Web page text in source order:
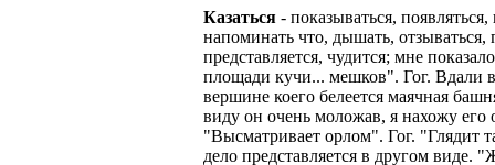
Варианты
Средняя
средний,
оплачиваются
Жилье
График 10-12
Ищем
Звоните
количество
ЧТОБЫ
Откликнитесь
Получите
Заполните
Ожидайте
Казаться - показываться, появляться,
напоминать что, дышать, отзываться,
представляется, чудится; мне
площади кучи... мешков". Гог. Вдали
вершине коего белеется маячная
виду он очень моложав, я нахожу
"Высматривает орлом". Гог. "Глядит
дело представляется в другом виде.